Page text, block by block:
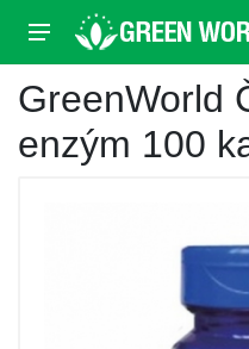
GreenWorld
enzým 100